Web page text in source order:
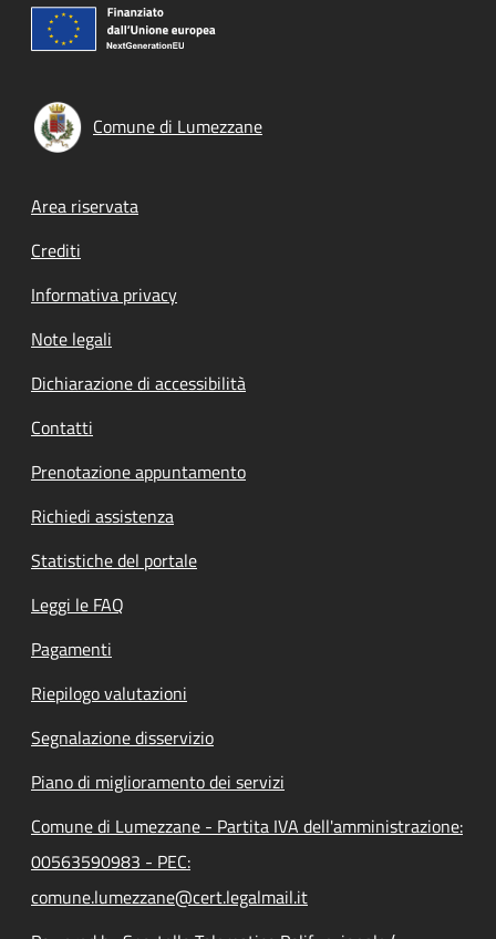
Comune di Lumezzane
Footer menu
Area riservata
Crediti
Informativa privacy
Note legali
Dichiarazione di accessibilità
Contatti
Prenotazione appuntamento
Richiedi assistenza
Statistiche del portale
Leggi le FAQ
Pagamenti
Riepilogo valutazioni
Segnalazione disservizio
Piano di miglioramento dei servizi
Comune di Lumezzane - Partita IVA dell'amministrazione:
00563590983 - PEC:
comune.lumezzane@cert.legalmail.it